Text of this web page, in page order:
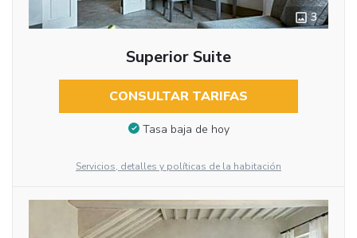
3
Superior Suite
CONSULTAR TARIFAS
Tasa baja de hoy
Servicios, detalles y políticas de la habitación